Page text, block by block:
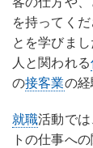
を持ってく
とを学びま
人と関われる
の接客業の経
就職活動で
トの仕事へ